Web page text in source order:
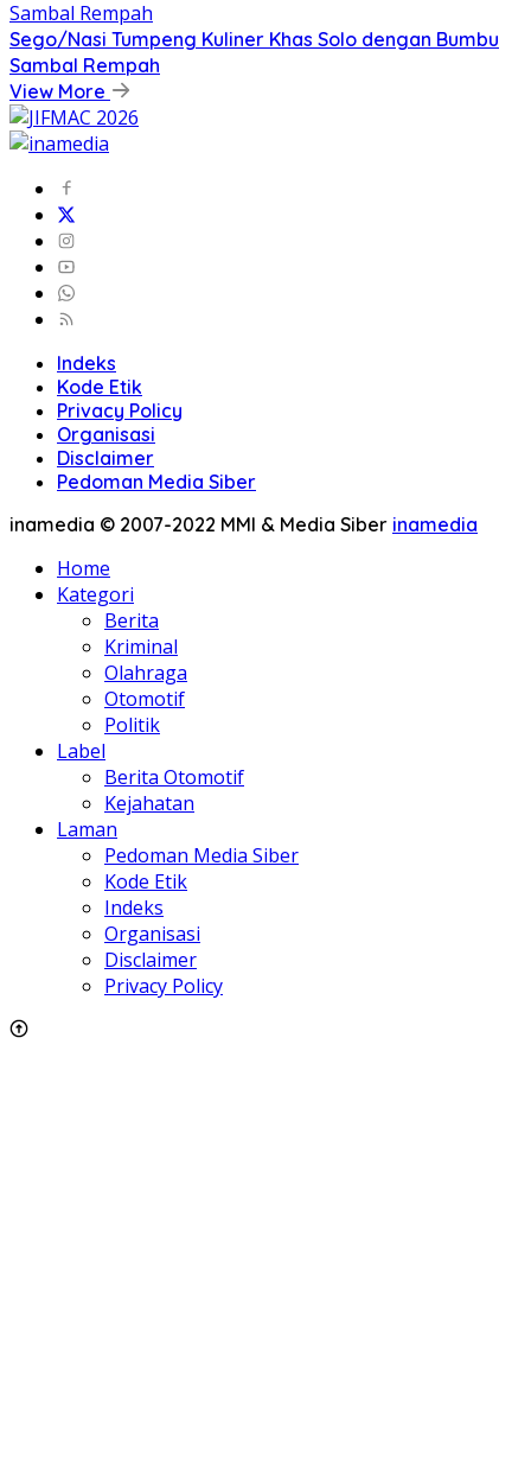
Sego/Nasi Tumpeng Kuliner Khas Solo dengan Bumbu
Sambal Rempah
View More
Indeks
Kode Etik
Privacy Policy
Organisasi
Disclaimer
Pedoman Media Siber
inamedia © 2007-2022 MMI & Media Siber inamedia
Home
Kategori
Berita
Kriminal
Olahraga
Otomotif
Politik
Label
Berita Otomotif
Kejahatan
Laman
Pedoman Media Siber
Kode Etik
Indeks
Organisasi
Disclaimer
Privacy Policy